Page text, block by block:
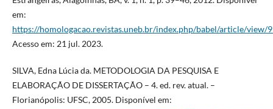
em:
https://homologacao.revistas.uneb.br/index.php/babel/article/view/
Acesso em: 21 jul. 2023.
SILVA, Edna Lúcia da. METODOLOGIA DA PESQUISA E
ELABORAÇÃO DE DISSERTAÇÃO – 4. ed. rev. atual. –
Florianópolis: UFSC, 2005. Disponível em: